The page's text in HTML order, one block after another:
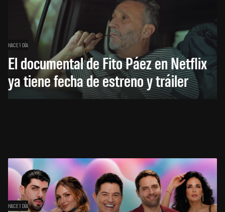
HACE 1 DÍA
El documental de Fito Páez en Netflix
ya tiene fecha de estreno y tráiler
HACE 1 DÍA